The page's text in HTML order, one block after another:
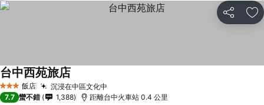
分享 加
3 星級 飯店 沉浸在中區文化中
台中西苑旅店
7.7 蠻不錯 1,388 距離台中火車站 0.4 公里